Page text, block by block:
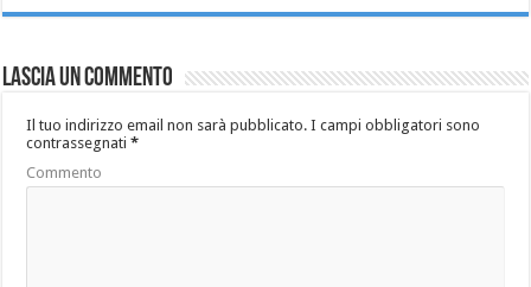
Lascia un commento
Il tuo indirizzo email non sarà pubblicato. I campi obbligatori sono
contrassegnati*
Commento